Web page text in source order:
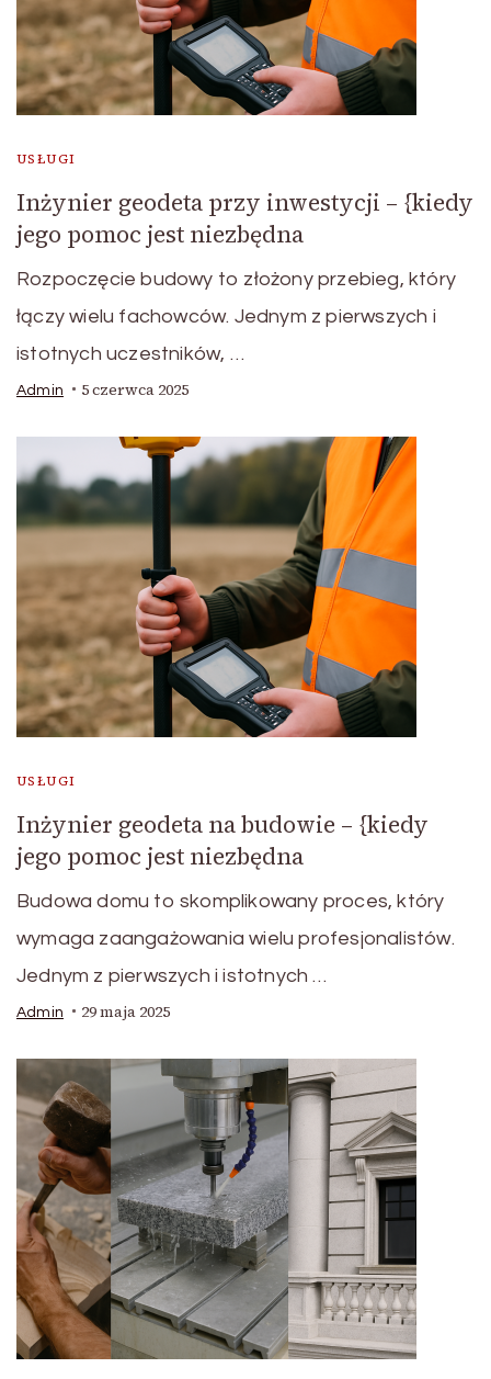
USŁUGI
Inżynier geodeta przy inwestycji – {kiedy
jego pomoc jest niezbędna
Rozpoczęcie budowy to złożony przebieg, który
łączy wielu fachowców. Jednym z pierwszych i
istotnych uczestników, …
Admin 5 czerwca 2025
USŁUGI
Inżynier geodeta na budowie – {kiedy
jego pomoc jest niezbędna
Budowa domu to skomplikowany proces, który
wymaga zaangażowania wielu profesjonalistów.
Jednym z pierwszych i istotnych …
Admin 29 maja 2025